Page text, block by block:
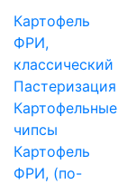
Картофель
ФРИ,
классический
Пастеризация
Картофельные
чипсы
Картофель
ФРИ, (по-